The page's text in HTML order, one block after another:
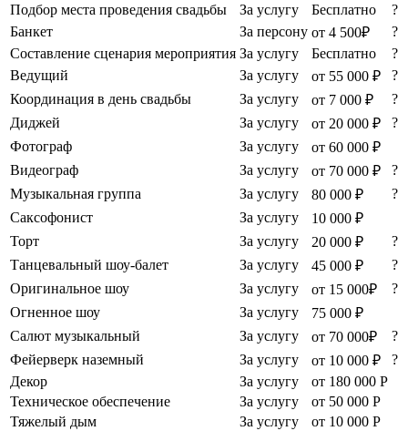
Подбор места проведения свадьбы За услугу Бесплатно
?
Банкет
За персону от 4 500₽
?
Составление сценария мероприятия За услугу Бесплатно
?
Ведущий
За услугу от 55 000 ₽
?
Координация в день свадьбы
За услугу от 7 000 ₽
?
Диджей
За услугу от 20 000 ₽
?
Фотограф
За услугу
от 60 000 ₽
Видеограф
За услугу от 70 000 ₽
?
Музыкальная группа
За услугу 80 000 ₽
?
Саксофонист
За услугу
10 000 ₽
Торт
За услугу 20 000 ₽
?
Танцевальный шоу-балет
За услугу 45 000 ₽
?
Оригинальное шоу
За услугу от 15 000₽
?
Огненное шоу
За услугу
75 000 ₽
Салют музыкальный
За услугу от 70 000₽
?
Фейерверк наземный
За услугу от 10 000 ₽
?
Декор
За услугу
от 180 000 Р
Техническое обеспечение
За услугу
от 50 000 Р
Тяжелый дым
За услугу
от 10 000 Р